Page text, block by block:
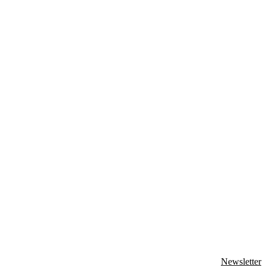
Newsletter